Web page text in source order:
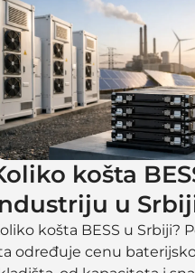
košta
u
košta BESS u Srbiji?
određuje cenu